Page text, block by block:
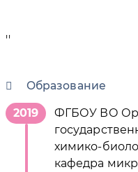
''
Образование
2019
ФГБОУ ВО
химико-
кафедра